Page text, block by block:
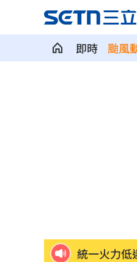
即時 颱風
統一火力